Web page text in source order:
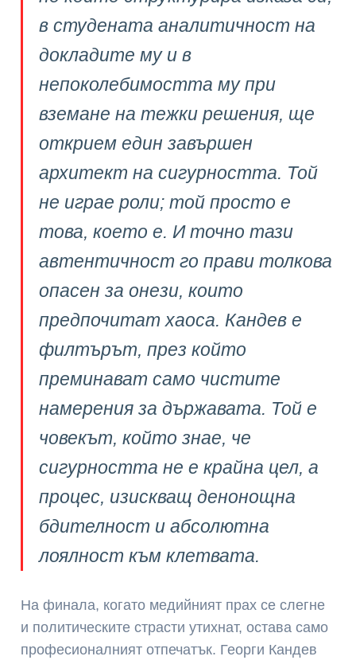
в студената аналитичност на
докладите му и в
непоколебимостта му при
вземане на тежки решения, ще
открием един завършен
архитект на сигурността. Той
не играе роли; той просто е
това, което е. И точно тази
автентичност го прави толкова
опасен за онези, които
предпочитат хаоса. Кандев е
филтърът, през който
преминават само чистите
намерения за държавата. Той е
човекът, който знае, че
сигурността не е крайна цел, а
процес, изискващ денонощна
бдителност и абсолютна
лоялност към клетвата.
На финала, когато медийният прах се слегне
и политическите страсти утихнат, остава само
професионалният отпечатък. Георги Кандев